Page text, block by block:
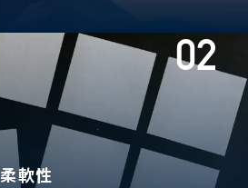
軟性